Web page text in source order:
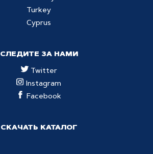
Turkey
Cyprus
СЛЕДИТЕ ЗА НАМИ
Twitter
Instagram
Facebook
СКАЧАТЬ КАТАЛОГ